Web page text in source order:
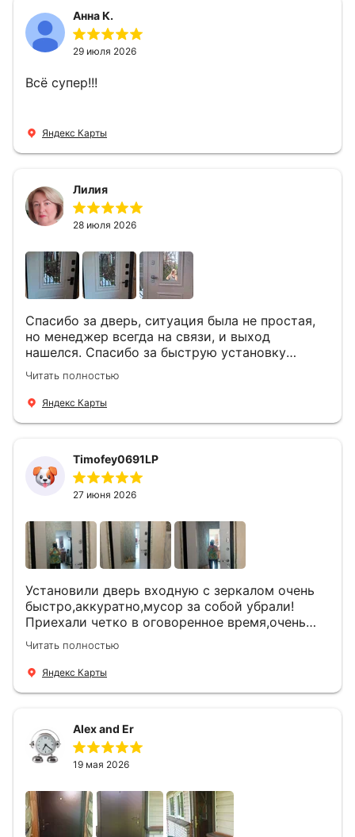
Анна К.
29 июля 2026
Всё супер!!!
Яндекс Карты
Лилия
28 июля 2026
Спасибо за дверь, ситуация была не простая,
но менеджер всегда на связи, и выход
нашелся. Спасибо за быструю установку
Роману, один и привёз, и установил. Надеюсь,
что дверь нам долго послужит
Читать полностью
Яндекс Карты
Timofey0691LP
27 июня 2026
Установили дверь входную с зеркалом очень
быстро,аккуратно,мусор за собой убрали!
Приехали четко в оговоренное время,очень
вежливые,деликатные рабочие .Все
понравилось и дверь ,и работа и цена!
Читать полностью
Яндекс Карты
Alex and Er
19 мая 2026